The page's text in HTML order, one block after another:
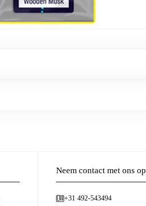
Neem contact met ons op
+31 492-543494